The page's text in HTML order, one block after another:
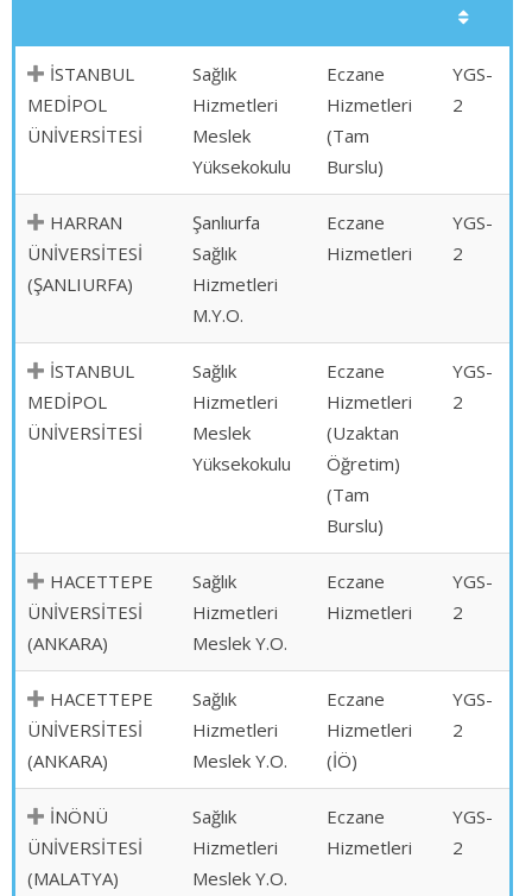
İSTANBUL
MEDİPOL
ÜNİVERSİTESİ
Sağlık
Hizmetleri
Meslek
Yüksekokulu
Eczane
Hizmetleri
(Tam
Burslu)
YGS-
2
HARRAN
ÜNİVERSİTESİ
(ŞANLIURFA)
Şanlıurfa
Sağlık
Hizmetleri
M.Y.O.
Eczane
Hizmetleri
YGS-
2
İSTANBUL
MEDİPOL
ÜNİVERSİTESİ
Sağlık
Hizmetleri
Meslek
Yüksekokulu
Eczane
Hizmetleri
(Uzaktan
Öğretim)
(Tam
Burslu)
YGS-
2
HACETTEPE
ÜNİVERSİTESİ
(ANKARA)
Sağlık
Hizmetleri
Meslek Y.O.
Eczane
Hizmetleri
YGS-
2
HACETTEPE
ÜNİVERSİTESİ
(ANKARA)
Sağlık
Hizmetleri
Meslek Y.O.
Eczane
Hizmetleri
(İÖ)
YGS-
2
İNÖNÜ
ÜNİVERSİTESİ
(MALATYA)
Sağlık
Hizmetleri
Meslek Y.O.
Eczane
Hizmetleri
YGS-
2